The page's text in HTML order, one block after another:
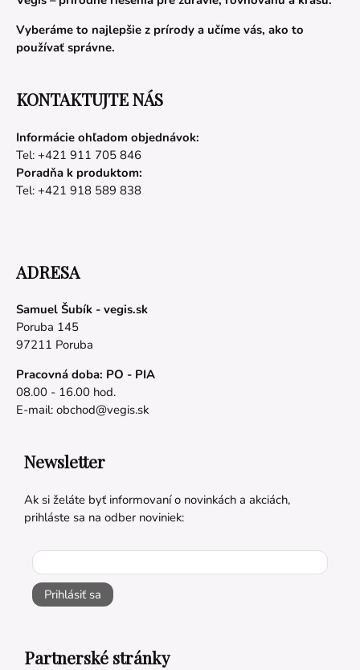
Vyberáme to najlepšie z prírody a učíme vás, ako to
používať správne.
KONTAKTUJTE NÁS
Informácie ohľadom objednávok:
Tel: +421 911 705 846
Poradňa k produktom:
Tel: +421 918 589 838
ADRESA
Samuel Šubík - vegis.sk
Poruba 145
97211 Poruba
Pracovná doba: PO - PIA
08.00 - 16.00 hod.
E-mail: obchod@vegis.sk
Newsletter
Ak si želáte byť informovaní o novinkách a akciách,
prihláste sa na odber noviniek:
Prihlásiť sa
Partnerské stránky